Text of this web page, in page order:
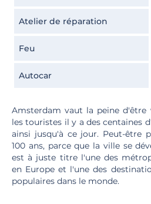
Atelier de réparation
Feu
Autocar
Amsterdam vaut la peine d'être
les touristes il y a des centaines
ainsi jusqu'à ce jour. Peut-être
100 ans, parce que la ville se
est à juste titre l'une des
en Europe et l'une des
populaires dans le monde.